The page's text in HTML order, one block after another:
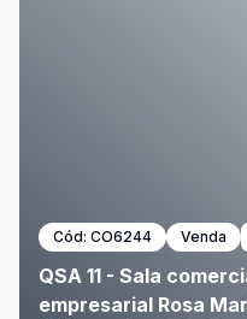
Cód: CO6244 Venda
QSA 11 - Sala
empresarial Rosa